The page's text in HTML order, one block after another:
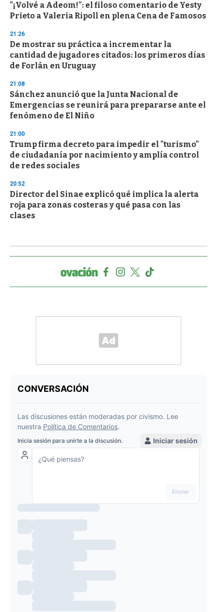
"¡Volvé a Adeom!": el filoso comentario de Yesty
Prieto a Valeria Ripoll en plena Cena de Famosos
21:26
De mostrar su práctica a incrementar la
cantidad de jugadores citados: los primeros días
de Forlán en Uruguay
21:08
Sánchez anunció que la Junta Nacional de
Emergencias se reunirá para prepararse ante el
fenómeno de El Niño
21:00
Trump firma decreto para impedir el "turismo"
de ciudadanía por nacimiento y amplía control
de redes sociales
20:52
Director del Sinae explicó qué implica la alerta
roja para zonas costeras y qué pasa con las
clases